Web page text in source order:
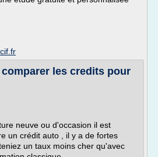
les credits pour
neuve ou d'occasion il est
un crédit auto , il y a de fortes
un taux moins cher qu'avec